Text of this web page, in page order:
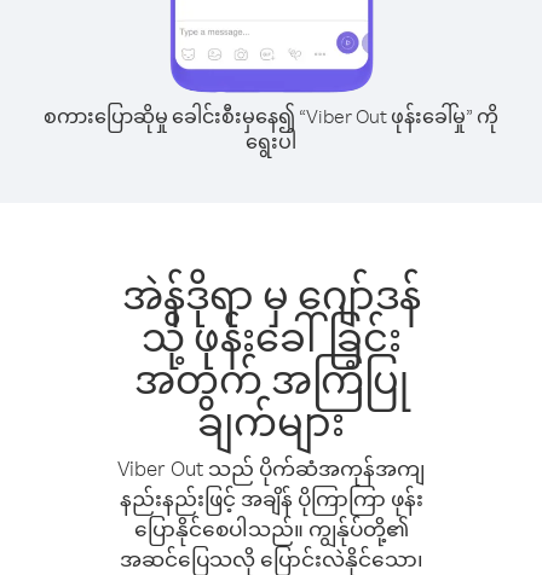
စကားပြောဆိုမှု ခေါင်းစီးမှနေ၍ “Viber Out ဖုန်းခေါ်မှု” ကို
ရွေးပါ
အဲန်ဒိုရာ မှ ဂျော်ဒန်
သို့ ဖုန်းခေါ်ခြင်း
အတွက် အကြံပြု
ချက်များ
Viber Out သည် ပိုက်ဆံအကုန်အကျ
နည်းနည်းဖြင့် အချိန် ပိုကြာကြာ ဖုန်း
ပြောနိုင်စေပါသည်။ ကျွန်ုပ်တို့၏
အဆင်ပြေသလို ပြောင်းလဲနိုင်သော၊